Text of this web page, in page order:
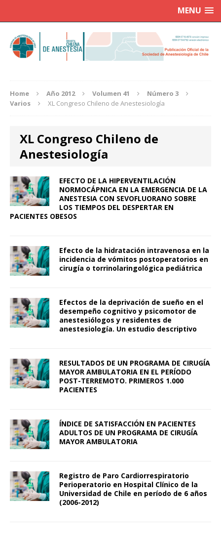
MENU
Home Año 2012 Volumen 41
Número 3
Varios
XL Congreso Chileno de Anestesiología
XL Congreso Chileno de
Anestesiología
EFECTO DE LA HIPERVENTILACIÓN
NORMOCÁPNICA EN LA EMERGENCIA DE LA
ANESTESIA CON SEVOFLUORANO SOBRE
LOS TIEMPOS DEL DESPERTAR EN
PACIENTES OBESOS
Efecto de la hidratación intravenosa en la
incidencia de vómitos postoperatorios en
cirugía o torrinolaringológica pediátrica
Efectos de la deprivación de sueño en el
desempeño cognitivo y psicomotor de
anestesiólogos y residentes de
anestesiología. Un estudio descriptivo
RESULTADOS DE UN PROGRAMA DE CIRUGÍA
MAYOR AMBULATORIA EN EL PERÍODO
POST-TERREMOTO. PRIMEROS 1.000
PACIENTES
ÍNDICE DE SATISFACCIÓN EN PACIENTES
ADULTOS DE UN PROGRAMA DE CIRUGÍA
MAYOR AMBULATORIA
Registro de Paro Cardiorrespiratorio
Perioperatorio en Hospital Clínico de la
Universidad de Chile en período de 6 años
(2006-2012)